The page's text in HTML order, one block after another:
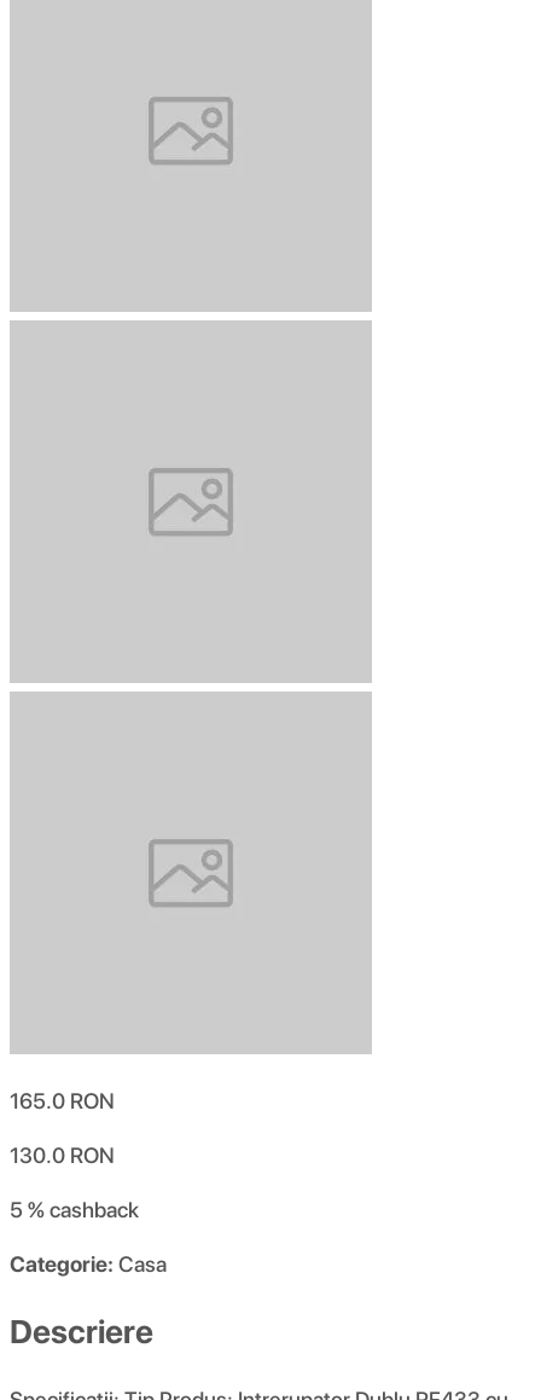
165.0 RON
130.0 RON
5 %cashback
Categorie: Casa
Descriere